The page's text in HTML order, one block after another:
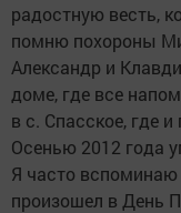
радостную весть,
помню похороны
Александр и
доме, где все
в с. Спасское, где
Осенью 2012 года
Я часто вспоминаю
произошел в День